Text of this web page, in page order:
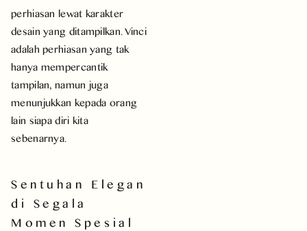
perhiasan lewat karakter
desain yang ditampilkan. Vinci
adalah perhiasan yang tak
hanya mempercantik
tampilan, namun juga
menunjukkan kepada orang
lain siapa diri kita
sebenarnya.
Sentuhan Elegan
di Segala
Momen Spesial